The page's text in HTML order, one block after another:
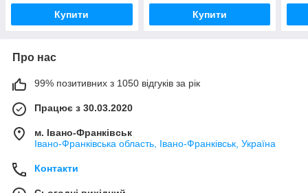
Купити Купити
Про нас
99% позитивних з 1050 відгуків за рік
Працює з 30.03.2020
м. Івано-Франківськ
Івано-Франківська область, Івано-Франківськ, Україна
Контакти